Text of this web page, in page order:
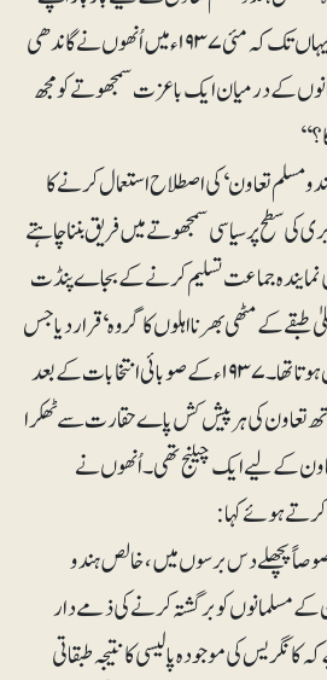
خیالات کا اظہار کرتے رہے۔ یہاں تک کہ مئی ۱۹۳۷ء میں اُنھوں نے گاندھی
کے درمیان ایک باعزت سمجھوتے کو مجھ
مسلم تعاون‘ کی اصطلاح استعمال کرنے کا
کی سطح پر سیاسی سمجھوتے میں فریق بننا چاہتے
نمایندہ جماعت تسلیم کرنے کے بجاے پنڈت
’اعلیٰ طبقے کے مٹھی بھر نااہلوں کا گروہ‘ قرار دیا جس
سے تعاون کا سوال ہی پیدا نہیں ہوتا تھا۔ ۱۹۳۷ء کے صوبائی انتخابات کے بعد
تعاون کی ہر پیش کش پاے حقارت سے ٹھکرا
کے لیے ایک چیلنج تھی۔ اُنھوں نے
ہوئے کہا:
پچھلے دس برسوں میں، خالص ہندو
مسلمانوں کو برگشتہ کرنے کی ذمے دار
کی موجودہ پالیسی کا نتیجہ طبقاتی